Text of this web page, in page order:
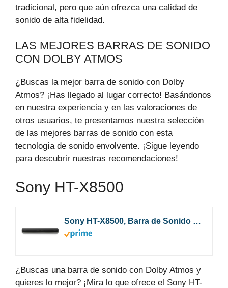
tradicional, pero que aún ofrezca una calidad de
sonido de alta fidelidad.
LAS MEJORES BARRAS DE SONIDO
CON DOLBY ATMOS
¿Buscas la mejor barra de sonido con Dolby
Atmos? ¡Has llegado al lugar correcto! Basándonos
en nuestra experiencia y en las valoraciones de
otros usuarios, te presentamos nuestra selección
de las mejores barras de sonido con esta
tecnología de sonido envolvente. ¡Sigue leyendo
para descubrir nuestras recomendaciones!
Sony HT-X8500
Sony HT-X8500, Barra de Sonido 2.1 (Dolby Atmos, DTS:X, Subwoofer Integrado, Bluetooth, Graves Profundos, HDCP 2.3 para Sonido 4K HDR, Compacta y Elegante) negro, Negro*
¿Buscas una barra de sonido con Dolby Atmos y
quieres lo mejor? ¡Mira lo que ofrece el Sony HT-